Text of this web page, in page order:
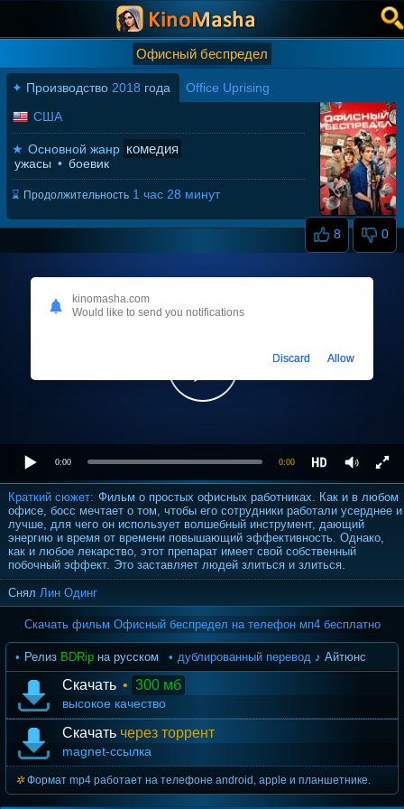
Офисный беспредел
✦ Производство 2018 года Office Uprising
8 0
США
★ Основной жанр комедия
ужасы • боевик
⌛ Продолжительность 1 час 28 минут
0:00 0:00
Краткий сюжет: Фильм о простых офисных работниках. Как и в любом
офисе, босс мечтает о том, чтобы его сотрудники работали усерднее и
лучше, для чего он использует волшебный инструмент, дающий
энергию и время от времени повышающий эффективность. Однако,
как и любое лекарство, этот препарат имеет свой собственный
побочный эффект. Это заставляет людей злиться и злиться.
Снял Лин Одинг
Скачать фильм Офисный беспредел на телефон мп4 бесплатно
Релиз BDRip на русском дублированный перевод ♪ Айтюнс
Скачать • 300 мб
высокое качество
Скачать через торрент
magnet-ссылка
Формат mp4 работает на телефоне android, apple и планшетнике.
kinomasha.com
Would like to send you notifications
Discard Allow